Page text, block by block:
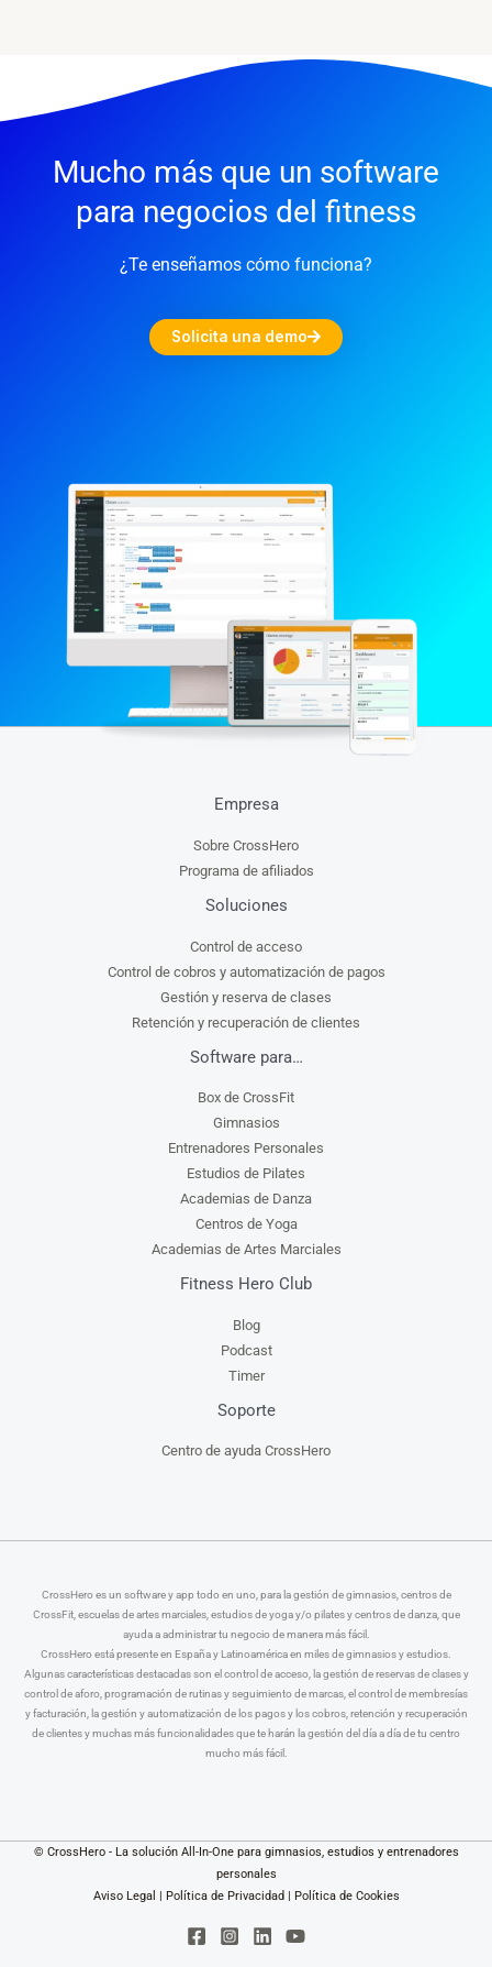
Mucho más que un software
para negocios del fitness
¿Te enseñamos cómo funciona?
Solicita una demo
Empresa
Sobre CrossHero
Programa de afiliados
Soluciones
Control de acceso
Control de cobros y automatización de pagos
Gestión y reserva de clases
Retención y recuperación de clientes
Software para…
Box de CrossFit
Gimnasios
Entrenadores Personales
Estudios de Pilates
Academias de Danza
Centros de Yoga
Academias de Artes Marciales
Fitness Hero Club
Blog
Podcast
Timer
Soporte
Centro de ayuda CrossHero
CrossHero es un software y app todo en uno, para la gestión de gimnasios, centros de
CrossFit, escuelas de artes marciales, estudios de yoga y/o pilates y centros de danza, que
ayuda a administrar tu negocio de manera más fácil.
CrossHero está presente en España y Latinoamérica en miles de gimnasios y estudios.
Algunas características destacadas son el control de acceso, la gestión de reservas de clases y
control de aforo, programación de rutinas y seguimiento de marcas, el control de membresías
y facturación, la gestión y automatización de los pagos y los cobros, retención y recuperación
de clientes y muchas más funcionalidades que te harán la gestión del día a día de tu centro
mucho más fácil.
© CrossHero - La solución All-In-One para gimnasios, estudios y entrenadores
personales
Aviso Legal
Política de Privacidad Política de Cookies